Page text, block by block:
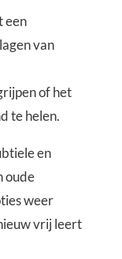
een
van
of het
te helen.
en
oude
weer
vrij leert